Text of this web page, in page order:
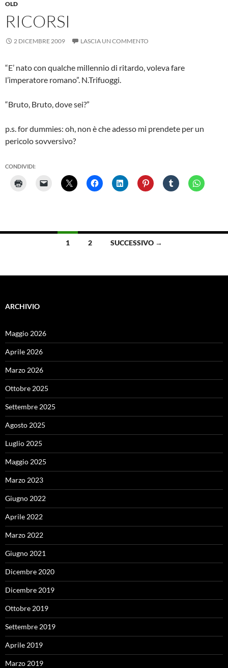
OLD
RICORSI
2 DICEMBRE 2009 LASCIA UN COMMENTO
“E’ nato con qualche millennio di ritardo, voleva fare
l’imperatore romano”. N.Trifuoggi.
“Bruto, Bruto, dove sei?”
p.s. for dummies: oh, non è che adesso mi prendete per un
pericolo sovversivo?
CONDIVIDI:
Navigazione
1 2 SUCCESSIVO →
ARCHIVIO
Maggio 2026
Aprile 2026
Marzo 2026
Ottobre 2025
Settembre 2025
Agosto 2025
Luglio 2025
Maggio 2025
Marzo 2023
Giugno 2022
Aprile 2022
Marzo 2022
Giugno 2021
Dicembre 2020
Dicembre 2019
Ottobre 2019
Settembre 2019
Aprile 2019
Marzo 2019